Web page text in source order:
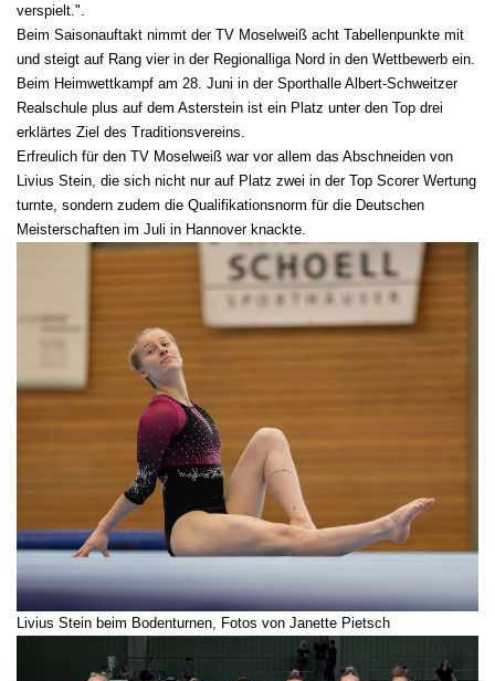
verspielt.".
Beim Saisonauftakt nimmt der TV Moselweiß acht Tabellenpunkte mit
und steigt auf Rang vier in der Regionalliga Nord in den Wettbewerb ein.
Beim Heimwettkampf am 28. Juni in der Sporthalle Albert-Schweitzer
Realschule plus auf dem Asterstein ist ein Platz unter den Top drei
erklärtes Ziel des Traditionsvereins.
Erfreulich für den TV Moselweiß war vor allem das Abschneiden von
Livius Stein, die sich nicht nur auf Platz zwei in der Top Scorer Wertung
turnte, sondern zudem die Qualifikationsnorm für die Deutschen
Meisterschaften im Juli in Hannover knackte.
Livius Stein beim Bodenturnen, Fotos von Janette Pietsch